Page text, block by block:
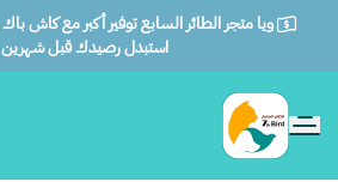
استبدل رصيدك قبل شهرين
الطائر السابع للحيوانات